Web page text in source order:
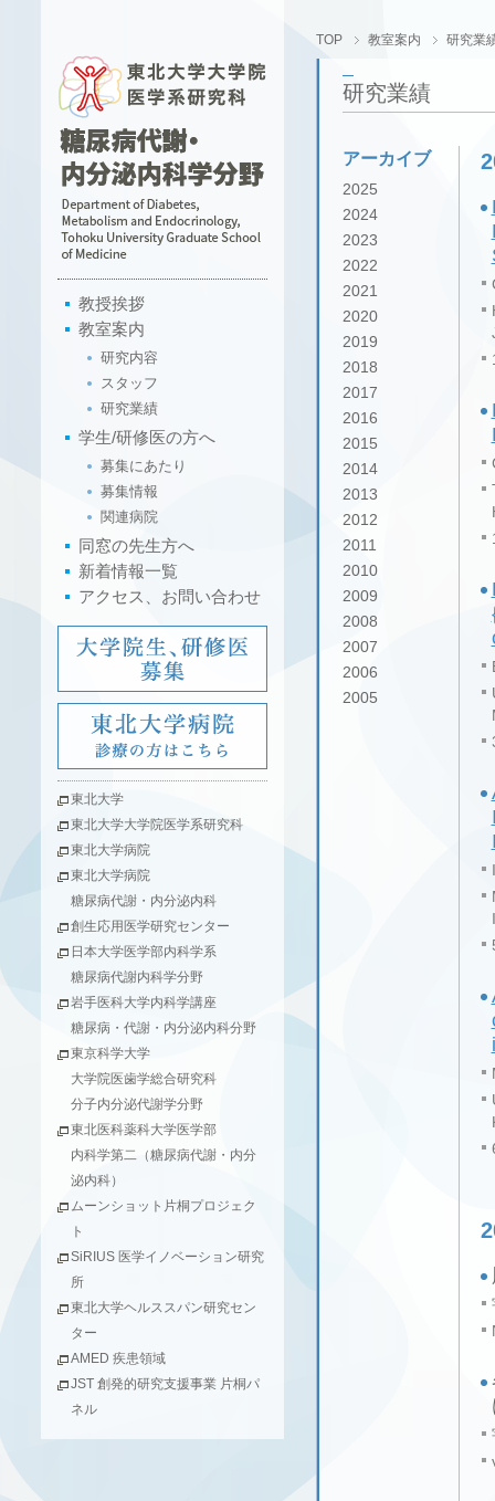
教授挨拶
教室案内
研究内容
スタッフ
研究業績
学生/研修医の方へ
募集にあたり
募集情報
関連病院
同窓の先生方へ
新着情報一覧
アクセス、お問い合わせ
東北大学
東北大学大学院医学系研究科
東北大学病院
東北大学病院
糖尿病代謝・内分泌内科
創生応用医学研究センター
日本大学医学部内科学系
糖尿病代謝内科学分野
岩手医科大学内科学講座
糖尿病・代謝・内分泌内科分野
東京科学大学
大学院医歯学総合研究科
分子内分泌代謝学分野
東北医科薬科大学医学部
内科学第二（糖尿病代謝・内分
泌内科）
ムーンショット片桐プロジェク
ト
SiRIUS 医学イノベーション研究
所
東北大学ヘルススパン研究セン
ター
AMED 疾患領域
JST 創発的研究支援事業 片桐パ
ネル
TOP 教室案内 研究業
研究業績
アーカイブ
2025
2024
2023
2022
2021
2020
2019
2018
2017
2016
2015
2014
2013
2012
2011
2010
2009
2008
2007
2006
2005